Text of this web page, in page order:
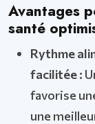
Avantages
santé
Rythme
facilitée :
favorise
une